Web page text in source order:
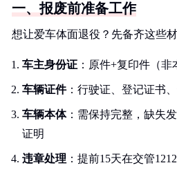
一、报废前准备工作
想让爱车体面退役？先备齐这些材
车主身份证 ：原件+复印件（非
车辆证件：行驶证、登记证书
车辆本体：需保持完整，缺失
证明
违章处理 ：提前15天在交管